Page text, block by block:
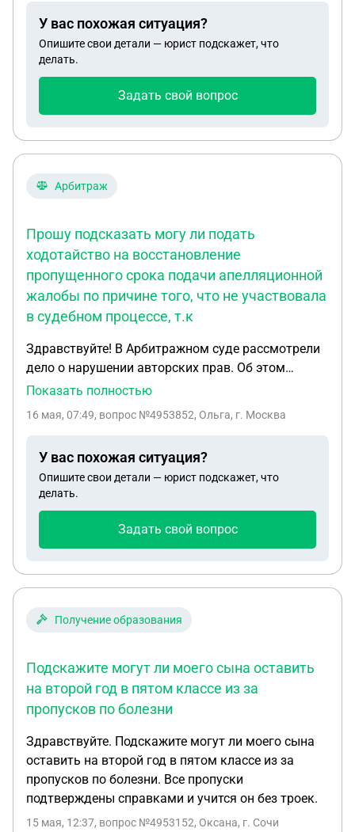
2 недели до даты, обязан ли вернуть арендатор
обеспечительный платеж, может ли арендатор
взыскать плату за 3 месяца вперед?
У вас похожая ситуация?
Опишите свои детали — юрист подскажет, что
делать.
Задать свой вопрос
Арбитраж
Прошу подсказать могу ли подать
ходотайство на восстановление
пропущенного срока подачи апелляционной
жалобы по причине того, что не участвовала
в судебном процессе, т.к
Здравствуйте! В Арбитражном суде рассмотрели
дело о нарушении авторских прав. Об этом
узнала только сейчас. Уведомления не поступало.
вышло. Прошу подсказать могу ли подать
срока подачи апелляционной жалобы по причине
того, что не участвовала в судебном процессе, т.к.
не была уведомлена.
Показать полностью
16 мая, 07:49, вопрос №4953852, Ольга, г. Москва
У вас похожая ситуация?
Опишите свои детали — юрист подскажет, что
делать.
Задать свой вопрос
Получение образования
Подскажите могут ли моего сына оставить
на второй год в пятом классе из за
пропусков по болезни
Здравствуйте. Подскажите могут ли моего сына
оставить на второй год в пятом классе из за
пропусков по болезни. Все пропуски
подтверждены справками и учится он без троек.
15 мая, 12:37, вопрос №4953152, Оксана, г. Сочи